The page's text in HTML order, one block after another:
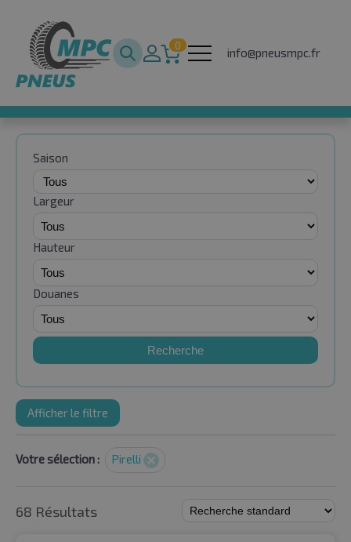
0
info@pneusmpc.fr
Saison
Largeur
Hauteur
Douanes
Recherche
Afficher le filtre
Votre sélection : Pirelli
68 Résultats